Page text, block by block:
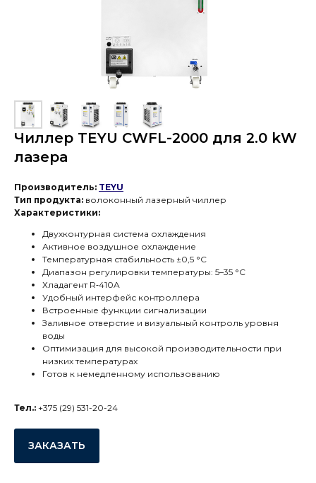
Чиллер TEYU CWFL-2000 для 2.0 kW
лазера
Производитель: TEYU
Тип продукта: волоконный лазерный чиллер
Характеристики:
Двухконтурная система охлаждения
Активное воздушное охлаждение
Температурная стабильность ±0,5 °C
Диапазон регулировки температуры: 5–35 °C
Хладагент R‑410A
Удобный интерфейс контроллера
Встроенные функции сигнализации
Заливное отверстие и визуальный контроль уровня
воды
Оптимизация для высокой производительности при
низких температурах
Готов к немедленному использованию
Тел.: +375 (29) 531-20-24
ЗАКАЗАТЬ
CWFL‑2000 — промышленная система
водяного охлаждения с воздушным
теплоотводом, разработанная для
стабильной работы волоконно‑лазерных
независимых контура охлаждения в
одном корпусе: один предназначен для
охлаждения лазерного источника, второй